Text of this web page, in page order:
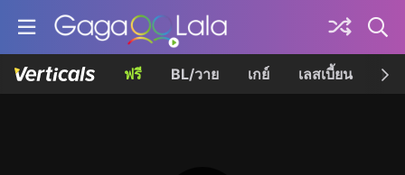
ฟรี BL/วาย เกย์ เลสเบี้ยน เค